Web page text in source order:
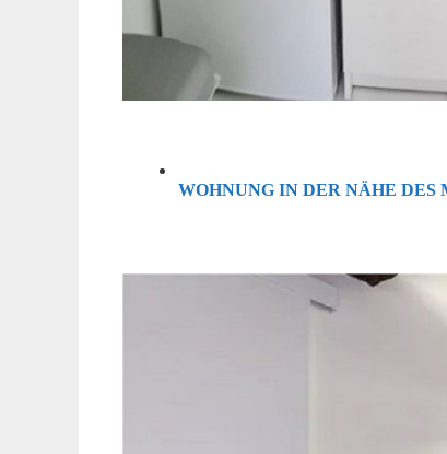
WOHNUNG IN DER NÄHE DES